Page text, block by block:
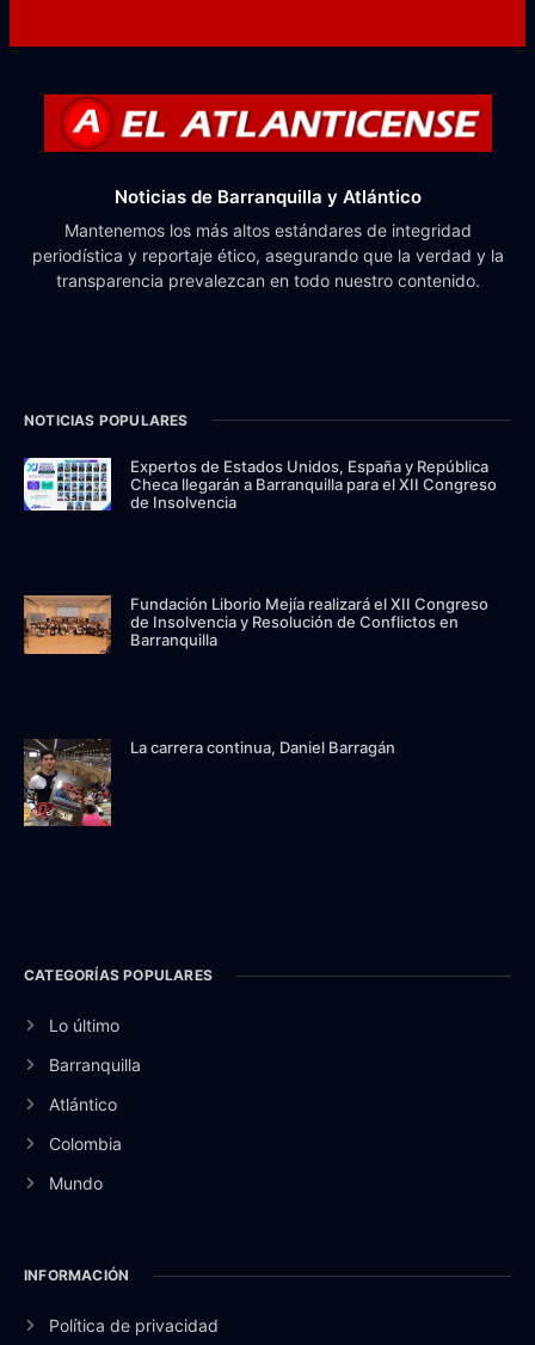
Noticias de Barranquilla y Atlántico
Mantenemos los más altos estándares de integridad
periodística y reportaje ético, asegurando que la verdad y la
transparencia prevalezcan en todo nuestro contenido.
NOTICIAS POPULARES
Expertos de Estados Unidos, España y República
Checa llegarán a Barranquilla para el XII Congreso
de Insolvencia
Fundación Liborio Mejía realizará el XII Congreso
de Insolvencia y Resolución de Conflictos en
Barranquilla
La carrera continua, Daniel Barragán
CATEGORÍAS POPULARES
Lo último
Barranquilla
Atlántico
Colombia
Mundo
INFORMACIÓN
Política de privacidad